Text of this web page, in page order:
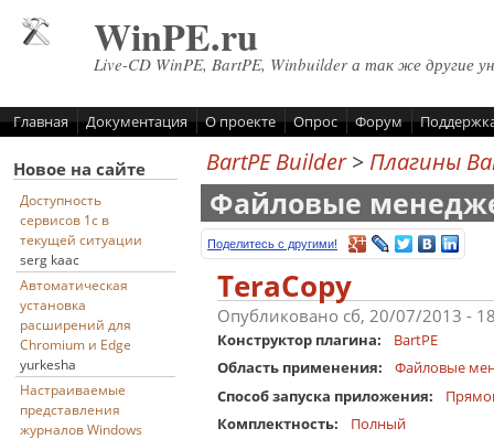
WinPE.ru
Live-CD WinPE, BartPE, Winbuilder а так же другие
Главная Документация О проекте Опрос Форум
Новое на сайте
Доступность
сервисов 1с в
текущей ситуации
serg kaac
Автоматическая
установка
расширений для
Chromium и Edge
yurkesha
Настраиваемые
представления
журналов Windows
BartPE Builder> Плагины
Файловые
Поделитесь с другими!
TeraCopy
Опубликовано сб, 20/07/2013 -
Конструктор плагина:
BartPE
Область применения:
Файловые
Способ запуска приложения:
Комплектность:
Полный